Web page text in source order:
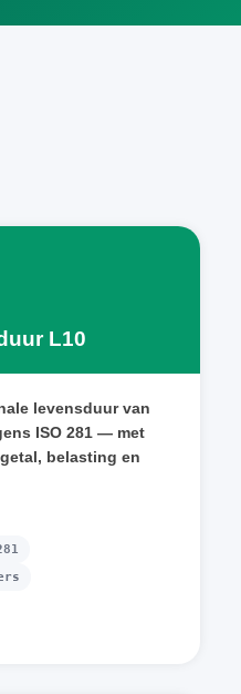
L10
levensduur van
ISO 281 — met
belasting en